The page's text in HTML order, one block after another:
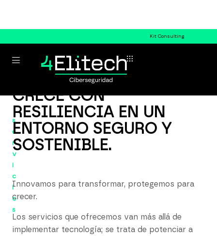
Kit Consulting
s
e
r
v
i
c
i
o
s
CRECE CON
RESILIENCIA EN UN
ENTORNO SEGURO Y
SOSTENIBLE.
Innovamos para transformar, protegemos para
crecer.
Los servicios que ofrecemos van más allá de
implementar tecnología; se trata de potenciar a